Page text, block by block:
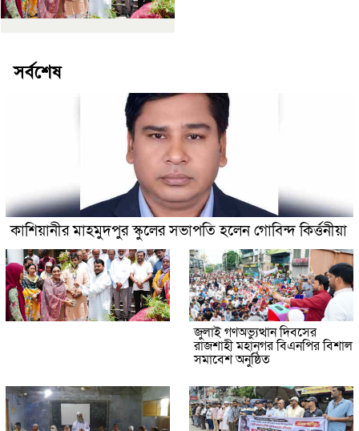
সর্বশেষ
কাশিয়ানীর মাহমুদপুর স্কুলের সভাপতি হলেন গোবিন্দ কির্ত্তনীয়া
জুলাই গণঅভ্যুত্থান দিবসের
রাজশাহী মহানগর বিএনপির বিশাল
সমাবেশ অনুষ্ঠিত